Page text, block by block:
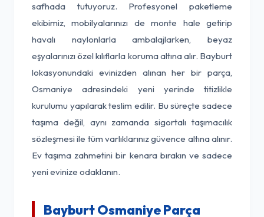
safhada tutuyoruz. Profesyonel paketleme
ekibimiz, mobilyalarınızı de monte hale getirip
havalı naylonlarla ambalajlarken, beyaz
eşyalarınızı özel kılıflarla koruma altına alır. Bayburt
lokasyonundaki evinizden alınan her bir parça,
Osmaniye adresindeki yeni yerinde titizlikle
kurulumu yapılarak teslim edilir. Bu süreçte sadece
taşıma değil, aynı zamanda sigortalı taşımacılık
sözleşmesi ile tüm varlıklarınız güvence altına alınır.
Ev taşıma zahmetini bir kenara bırakın ve sadece
yeni evinize odaklanın.
Bayburt Osmaniye Parça